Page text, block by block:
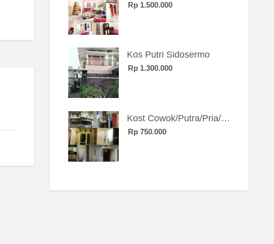
Rp 1.500.000
Kos Putri Sidosermo
Rp 1.300.000
Kost Cowok/Putra/Pria/Mahasiswa/Karyawan SIngle eksklusif bangunan baru
Rp 750.000